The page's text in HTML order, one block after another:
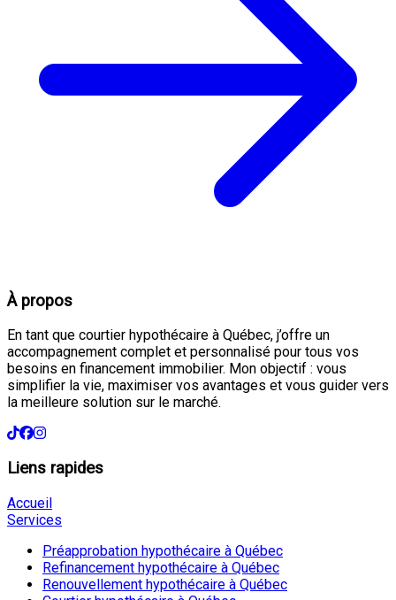
À propos
En tant que courtier hypothécaire à Québec, j’offre un
accompagnement complet et personnalisé pour tous vos
besoins en financement immobilier. Mon objectif : vous
simplifier la vie, maximiser vos avantages et vous guider vers
la meilleure solution sur le marché.
Liens rapides
Accueil
Services
Préapprobation hypothécaire à Québec
Refinancement hypothécaire à Québec
Renouvellement hypothécaire à Québec